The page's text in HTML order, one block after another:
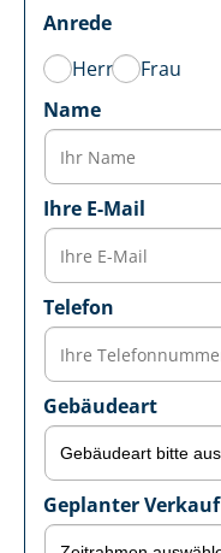
Anrede
Herr
Frau
Name
Ihre E-Mail
Telefon
Gebäudeart
Geplanter Verkauf